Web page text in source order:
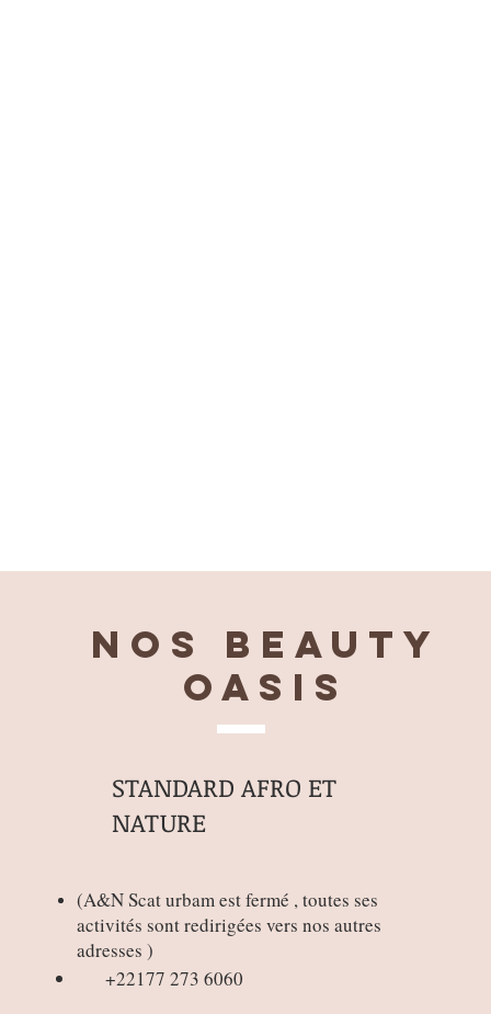
Nos BEAUTY
OASIS
STANDARD AFRO ET
NATURE
(A&N Scat urbam est fermé , toutes ses
activités sont redirigées vers nos autres
adresses )
+22177 273 6060